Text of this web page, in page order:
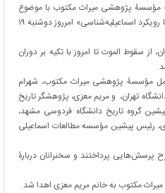
پژوهشی میراث مکتوب با موضوع
«اهمیّت پژوهش‌های میدانی در تاریخ با رویکرد اسماعیلیه‌شناسی» امرروز دوشنبه ۱۹
از سقوط الموت تا امروز با تکیه بر دوران
مؤسسۀ پژوهشی میراث مکتوب، شهرام
تهران، و مریم معزی، پژوهشگر تاریخ
گروه تاریخ دانشگاه فردوسی مشهد،
رئیس پیشین مؤسسه مطالعات اسماعیلی
پرداختند و سخنرانان دربارۀ
مکتوب به خانم مریم معزی اهدا شد.